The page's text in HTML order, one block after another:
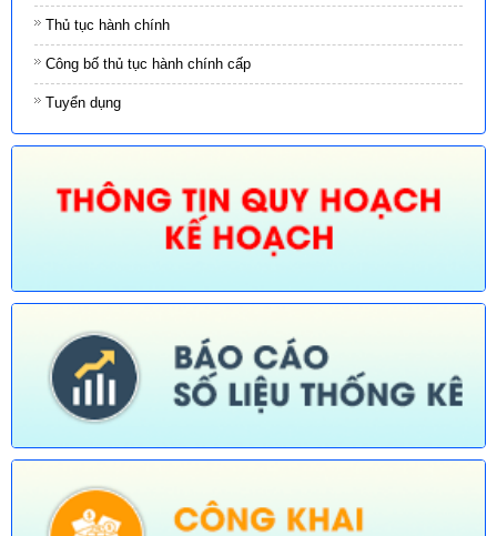
Thủ tục hành chính
Công bố thủ tục hành chính cấp
Tuyển dụng